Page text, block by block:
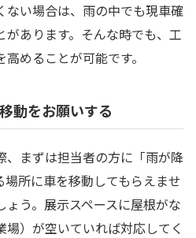
ない場合は、雨の中でも現車確
あります。そんな時でも、工
めることが可能です。
動をお願いする
、まずは担当者の方に「雨が降
所に車を移動してもらえませ
う。展示スペースに屋根がな
）が空いていれば対応してく